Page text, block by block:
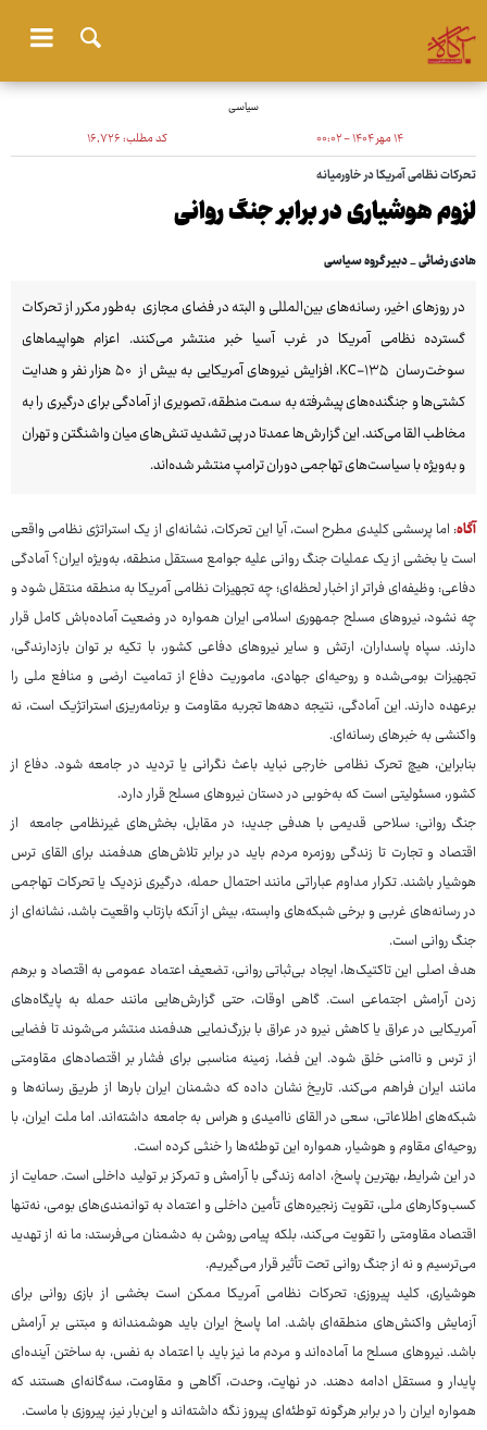
سیاسی
۱۴ مهر ۱۴۰۴ - ۰۰:۰۲ کد مطلب:۱۶٬۷۲۶
تحرکات نظامی آمریکا در خاورمیانه
لزوم هوشیاری در برابر جنگ روانی
هادی رضائی _ دبیر گروه سیاسی
در روزهای اخیر، رسانه‌های بین‌المللی و البته در فضای مجازی به‌طور مکرر از تحرکات
گسترده نظامی آمریکا در غرب آسیا خبر منتشر می‌کنند. اعزام هواپیماهای
سوخت‌رسان KC-۱۳۵، افزایش نیروهای آمریکایی به بیش از ۵۰ هزار نفر و هدایت
کشتی‌ها و جنگنده‌های پیشرفته به سمت منطقه، تصویری از آمادگی برای درگیری را به
مخاطب القا می‌کند. این گزارش‌ها عمدتا در پی تشدید تنش‌های میان واشنگتن و تهران
و به‌ویژه با سیاست‌های تهاجمی دوران ترامپ منتشر شده‌اند.
آگاه: اما پرسشی کلیدی مطرح است، آیا این تحرکات، نشانه‌ای از یک استراتژی نظامی واقعی
است یا بخشی از یک عملیات جنگ روانی علیه جوامع مستقل منطقه، به‌ویژه ایران؟ آمادگی
دفاعی: وظیفه‌ای فراتر از اخبار لحظه‌ای؛ چه تجهیزات نظامی آمریکا به منطقه منتقل شود و
چه نشود، نیروهای مسلح جمهوری اسلامی ایران همواره در وضعیت آماده‌باش کامل قرار
دارند. سپاه پاسداران، ارتش و سایر نیروهای دفاعی کشور، با تکیه بر توان بازدارندگی،
تجهیزات بومی‌شده و روحیه‌ای جهادی، ماموریت دفاع از تمامیت ارضی و منافع ملی را
برعهده دارند. این آمادگی، نتیجه دهه‌ها تجربه مقاومت و برنامه‌ریزی استراتژیک است، نه
واکنشی به خبرهای رسانه‌ای.
بنابراین، هیچ تحرک نظامی خارجی نباید باعث نگرانی یا تردید در جامعه شود. دفاع از
کشور، مسئولیتی است که به‌خوبی در دستان نیروهای مسلح قرار دارد.
جنگ روانی: سلاحی قدیمی با هدفی جدید؛ در مقابل، بخش‌های غیرنظامی جامعه از
اقتصاد و تجارت تا زندگی روزمره مردم باید در برابر تلاش‌های هدفمند برای القای ترس
هوشیار باشند. تکرار مداوم عباراتی مانند احتمال حمله، درگیری نزدیک یا تحرکات تهاجمی
در رسانه‌های غربی و برخی شبکه‌های وابسته، بیش از آنکه بازتاب واقعیت باشد، نشانه‌ای از
جنگ روانی است.
هدف اصلی این تاکتیک‌ها، ایجاد بی‌ثباتی روانی، تضعیف اعتماد عمومی به اقتصاد و برهم
‌زدن آرامش اجتماعی است. گاهی اوقات، حتی گزارش‌هایی مانند حمله به پایگاه‌های
آمریکایی در عراق یا کاهش نیرو در عراق با بزرگ‌نمایی هدفمند منتشر می‌شوند تا فضایی
از ترس و ناامنی خلق شود. این فضا، زمینه مناسبی برای فشار بر اقتصادهای مقاومتی
مانند ایران فراهم می‌کند. تاریخ نشان داده که دشمنان ایران بارها از طریق رسانه‌ها و
شبکه‌های اطلاعاتی، سعی در القای ناامیدی و هراس به جامعه داشته‌اند. اما ملت ایران، با
روحیه‌ای مقاوم و هوشیار، همواره این توطئه‌ها را خنثی کرده است.
در این شرایط، بهترین پاسخ، ادامه زندگی با آرامش و تمرکز بر تولید داخلی است. حمایت از
کسب‌وکارهای ملی، تقویت زنجیره‌های تأمین داخلی و اعتماد به توانمندی‌های بومی، نه‌تنها
اقتصاد مقاومتی را تقویت می‌کند، بلکه پیامی روشن به دشمنان می‌فرستد: ما نه از تهدید
می‌ترسیم و نه از جنگ روانی تحت تأثیر قرار می‌گیریم.
هوشیاری، کلید پیروزی: تحرکات نظامی آمریکا ممکن است بخشی از بازی روانی برای
آزمایش واکنش‌های منطقه‌ای باشد. اما پاسخ ایران باید هوشمندانه و مبتنی بر آرامش
باشد. نیروهای مسلح ما آماده‌اند و مردم ما نیز باید با اعتماد به نفس، به ساختن آینده‌ای
پایدار و مستقل ادامه دهند. در نهایت، وحدت، آگاهی و مقاومت، سه‌گانه‌ای هستند که
همواره ایران را در برابر هرگونه توطئه‌ای پیروز نگه داشته‌اند و این‌بار نیز، پیروزی با ماست.